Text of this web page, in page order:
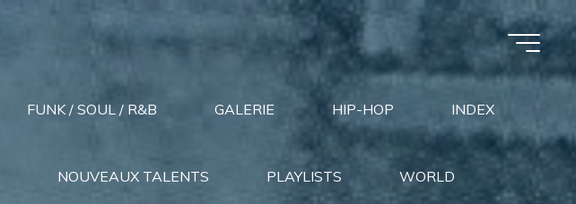
FUNK / SOUL / R&B GALERIE HIP-HOP INDEX
NOUVEAUX TALENTS PLAYLISTS WORLD